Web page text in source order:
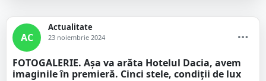
AC
Actualitate
23 noiembrie 2024
FOTOGALERIE. Așa va arăta Hotelul Dacia, avem
imaginile în premieră. Cinci stele, condiții de lux